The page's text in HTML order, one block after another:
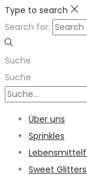
Type to search
Search for:
Suche
Suche
Über uns
Sprinkles
Sweet Glitters